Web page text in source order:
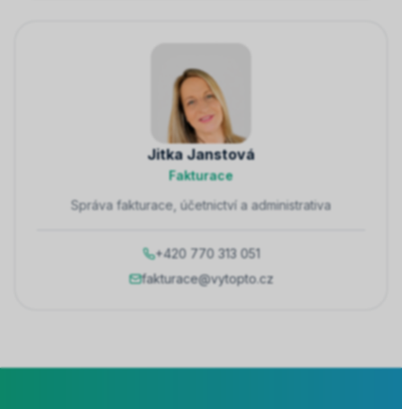
Jitka Janstová
Fakturace
Správa fakturace, účetnictví a administrativa
+420 770 313 051
fakturace@vytopto.cz